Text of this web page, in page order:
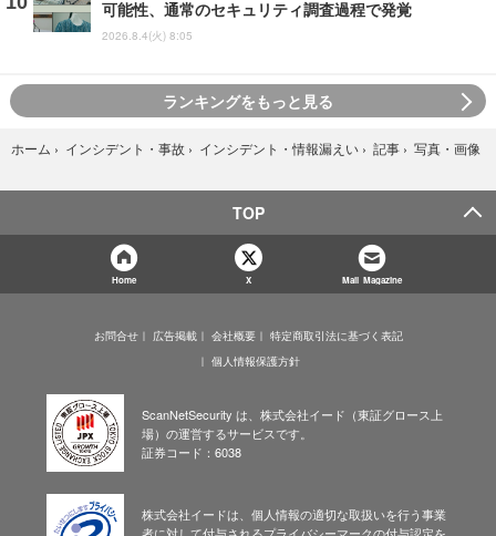
可能性、通常のセキュリティ調査過程で発覚
2026.8.4(火) 8:05
ランキングをもっと見る
ホーム › インシデント・事故 › インシデント・情報漏えい › 記事 › 写真・画像
TOP
Home X Mail Magazine
お問合せ 広告掲載 会社概要
特定商取引法に基づく表記
個人情報保護方針
ScanNetSecurity は、株式会社イード（東証グロース上
場）の運営するサービスです。
証券コード：6038
株式会社イードは、個人情報の適切な取扱いを行う事業